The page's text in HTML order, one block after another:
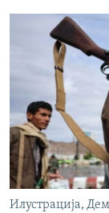
Илустрација,